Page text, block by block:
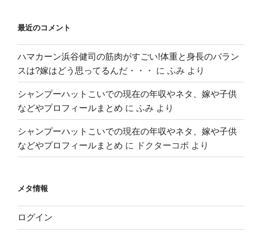
最近のコメント
ハマカーン浜谷健司の筋肉がすごい!体重と身長のバラン
スは?嫁はどう思ってるんだ・・・
に ふみ より
シャンプーハットこいでの現在の年収やネタ、嫁や子供
などやプロフィールまとめ に ふみ より
シャンプーハットこいでの現在の年収やネタ、嫁や子供
などやプロフィールまとめ に ドクターコボ より
メタ情報
ログイン